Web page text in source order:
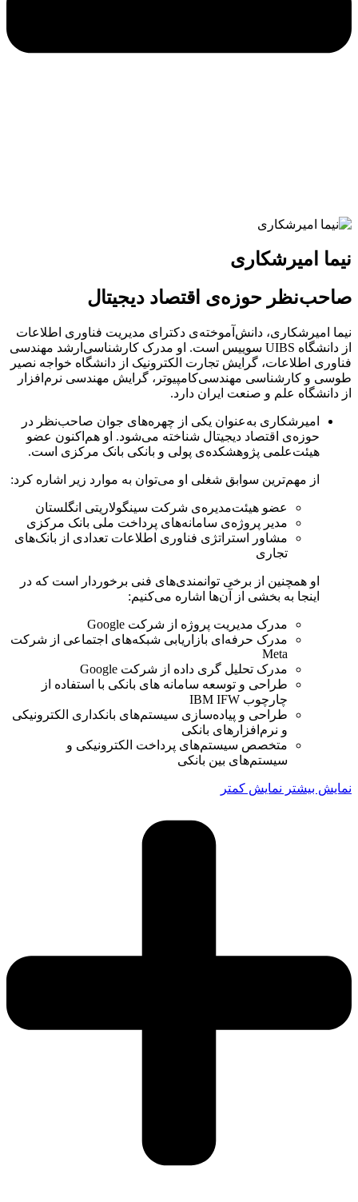
نیما امیرشکاری
صاحب‌نظر حوزه‌‌ی اقتصاد دیجیتال
نیما امیرشکاری، دانش‌آموخته‌ی دکترای مدیریت فناوری اطلاعات
از دانشگاه UIBS سوییس است. او مدرک کارشناسی‌ارشد مهندسی
فناوری اطلاعات، گرایش تجارت الکترونیک از دانشگاه خواجه نصیر
طوسی و کارشناسی مهندسی‌کامپیوتر، گرایش مهندسی نرم‌افزار
از دانشگاه علم و صنعت ایران دارد.
امیرشکاری به‌عنوان یکی از چهره‌های جوان صاحب‌نظر در
حوزه‌ی اقتصاد دیجیتال شناخته می‌شود. او هم‌اکنون عضو
هیئت‌علمی پژوهشکده‌ی پولی و بانکی بانک مرکزی است.
از مهم‌ترین سوابق شغلی او می‌توان به موارد زیر اشاره کرد:
عضو هیئت‌مدیره‌ی شرکت سینگولاریتی انگلستان
مدیر پروژه‌ی سامانه‌های پرداخت ملی بانک مرکزی
مشاور استراتژی فناوری اطلاعات تعدادی از بانک‌های
تجاری
او همچنین از برخی توانمندی‌های فنی برخوردار است که در
اینجا به بخشی از آن‌ها اشاره می‌کنیم:
مدرک مدیریت پروژه از شرکت Google
مدرک حرفه‌ای بازاریابی شبکه‌های اجتماعی از شرکت
Meta
مدرک تحلیل گری داده از شرکت ‏‏Google
طراحی و توسعه سامانه های بانکی با استفاده از
چارچوب IBM IFW
طراحی و پیاده‌سازی سیستم‌های بانکداری الکترونیکی
و نرم‌ا‌فزارهای بانکی
متخصص سیستم‌های پرداخت الکترونیکی و
سیستم‌های بین بانکی
نمایش بیشتر نمایش کمتر